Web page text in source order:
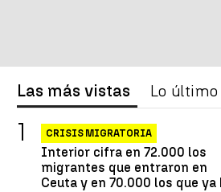
Las más vistas Lo último
CRISIS MIGRATORIA
Interior cifra en 72.000 los
migrantes que entraron en
Ceuta y en 70.000 los que ya